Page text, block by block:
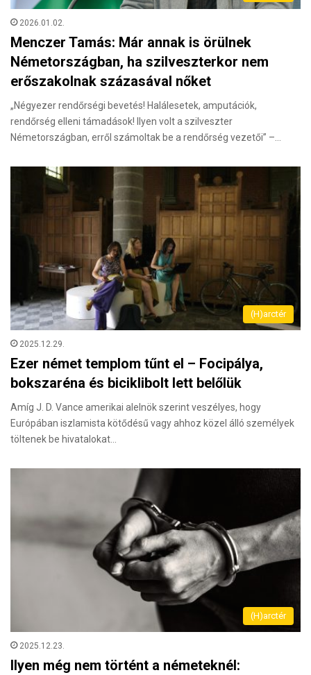
2026.01.02.
Menczer Tamás: Már annak is örülnek
Németországban, ha szilveszterkor nem
erőszakolnak százasával nőket
„Négyezer rendőrségi bevetés! Halálesetek, amputációk,
rendőrség elleni támadások! Ilyen volt a szilveszter
Németországban, erről számoltak be a rendőrség vezetői” –…
(H)arctér
2025.12.29.
Ezer német templom tűnt el – Focipálya,
bokszaréna és biciklibolt lett belőlük
Amíg J. D. Vance amerikai alelnök szerint veszélyes, hogy
Európában iszlamista kötődésű vagy ahhoz közel álló személyek
töltenek be hivatalokat…
(H)arctér
2025.12.23.
Ilyen még nem történt a németeknél: